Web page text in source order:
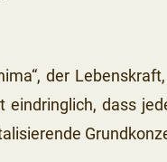
der
dass